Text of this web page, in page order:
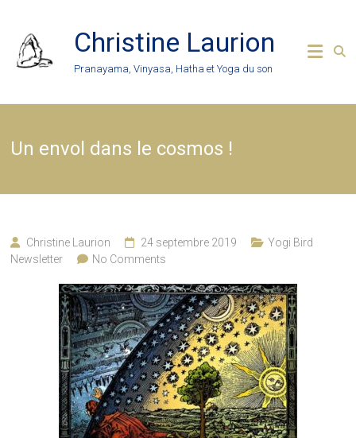
content
Christine Laurion
Pranayama, Vinyasa, Hatha et Yoga du son
Un envol dans le cosmos !
Christine Laurion 24 septembre 2019
Yogi Bird
Newsletter
No Comments